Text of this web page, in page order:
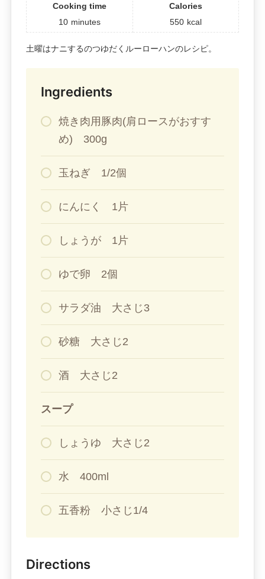
Cooking time
10 minutes
Calories
550 kcal
土曜はナニするのつゆだくルーローハンのレシピ。
Ingredients
焼き肉用豚肉(肩ロースがおすす
め) 300g
玉ねぎ 1/2個
にんにく 1片
しょうが 1片
ゆで卵 2個
サラダ油 大さじ3
砂糖 大さじ2
酒 大さじ2
スープ
しょうゆ 大さじ2
水 400ml
五香粉 小さじ1/4
Directions